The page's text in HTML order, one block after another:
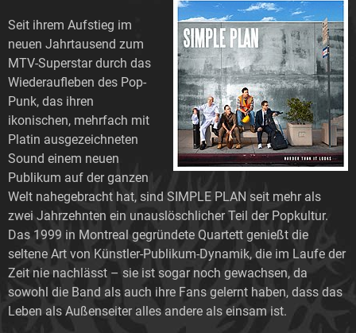
Seit ihrem Aufstieg im
neuen Jahrtausend zum
MTV-Superstar durch das
Wiederaufleben des Pop-
Punk, das ihren
ikonischen, mehrfach mit
Platin ausgezeichneten
Sound einem neuen
Publikum auf der ganzen
Welt nahegebracht hat, sind SIMPLE PLAN seit mehr als
zwei Jahrzehnten ein unauslöschlicher Teil der Popkultur.
Das 1999 in Montreal gegründete Quartett genießt die
seltene Art von Künstler-Publikum-Dynamik, die im Laufe der
Zeit nie nachlässt – sie ist sogar noch gewachsen, da
sowohl die Band als auch ihre Fans gelernt haben, dass das
Leben als Außenseiter alles andere als einsam ist.